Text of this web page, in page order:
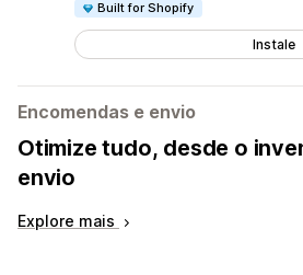
Built for Shopify
Instale
Encomendas e envio
Otimize tudo, desde o
envio
Explore mais